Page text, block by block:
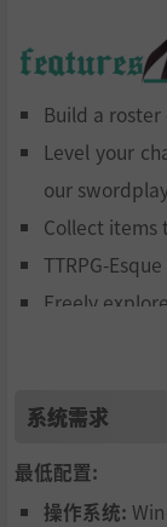
Build a
Level your
our
Collect items
TTRPG-
Freely
Unique
系统需求
最低配置:
操作系统: